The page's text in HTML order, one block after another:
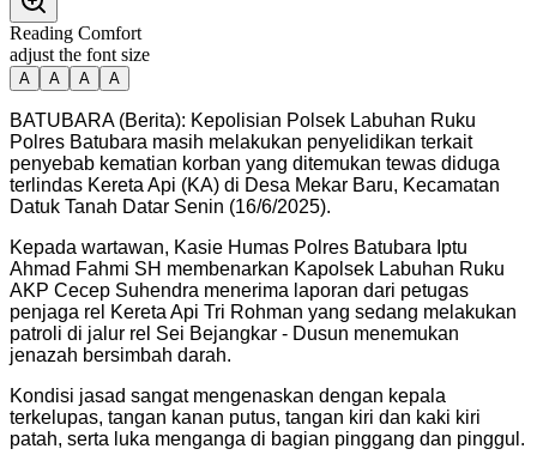
Reading Comfort
adjust the font size
A A A A
BATUBARA (Berita): Kepolisian Polsek Labuhan Ruku
Polres Batubara masih melakukan penyelidikan terkait
penyebab kematian korban yang ditemukan tewas diduga
terlindas Kereta Api (KA) di Desa Mekar Baru, Kecamatan
Datuk Tanah Datar Senin (16/6/2025).
Kepada wartawan, Kasie Humas Polres Batubara Iptu
Ahmad Fahmi SH membenarkan Kapolsek Labuhan Ruku
AKP Cecep Suhendra menerima laporan dari petugas
penjaga rel Kereta Api Tri Rohman yang sedang melakukan
patroli di jalur rel Sei Bejangkar - Dusun menemukan
jenazah bersimbah darah.
Kondisi jasad sangat mengenaskan dengan kepala
terkelupas, tangan kanan putus, tangan kiri dan kaki kiri
patah, serta luka menganga di bagian pinggang dan pinggul.